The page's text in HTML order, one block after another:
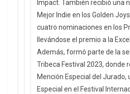
Impact. También recibió una
Mejor Indie en los Golden
cuatro nominaciones en los
llevándose el premio a la
Además, formó parte de la
Tribeca Festival 2023, donde
Mención Especial del Jurado,
Especial en el Festival